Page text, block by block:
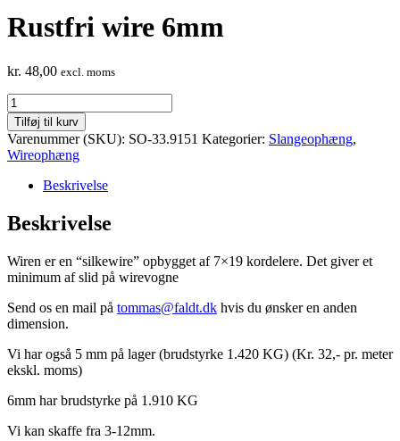
Rustfri wire 6mm
kr. 48,00 excl. moms
Rustfri
wire
6mm
antal
Tilføj til kurv
Varenummer (SKU): SO-33.9151 Kategorier: Slangeophæng,
Wireophæng
Beskrivelse
Beskrivelse
Wiren er en “silkewire” opbygget af 7×19 kordelere. Det giver et
minimum af slid på wirevogne
Send os en mail på tommas@faldt.dk hvis du ønsker en anden
dimension.
Vi har også 5 mm på lager (brudstyrke 1.420 KG) (Kr. 32,- pr. meter
ekskl. moms)
6mm har brudstyrke på 1.910 KG
Vi kan skaffe fra 3-12mm.